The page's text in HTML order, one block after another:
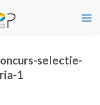
selectie-
1